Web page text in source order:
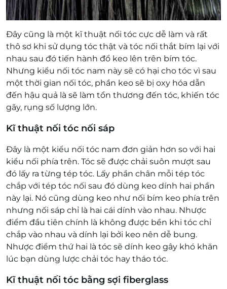
Đây cũng là một kĩ thuật nối tóc cực dễ làm và rất
thô sơ khi sử dụng tóc thật và tóc nối thắt bím lại với
nhau sau đó tiến hành đổ keo lên trên bím tóc.
Nhưng kiểu nối tóc nam này sẽ có hại cho tóc vì sau
một thời gian nối tóc, phần keo sẽ bị oxy hóa dẫn
đến hậu quả là sẽ làm tổn thương đến tóc, khiến tóc
gãy, rụng số lượng lớn.
Kĩ thuật nối tóc nối sáp
Đây là một kiểu nối tóc nam đơn giản hơn so với hai
kiểu nối phía trên. Tóc sẽ được chải suôn mượt sau
đó lấy ra từng tép tóc. Lấy phần chân mỗi tép tóc
chắp với tép tóc nối sau đó dùng keo dính hai phần
này lại. Nó cũng dùng keo như nối bím keo phía trên
nhưng nối sáp chỉ là hai cái dính vào nhau. Nhược
điểm đầu tiên chính là không được bền khi tóc chỉ
chắp vào nhau và dính lại bởi keo nên dễ bung.
Nhược điểm thứ hai là tóc sẽ dính keo gây khó khăn
lúc bạn dùng lược chải tóc hay tháo tóc.
Kĩ thuật nối tóc bằng sợi fiberglass